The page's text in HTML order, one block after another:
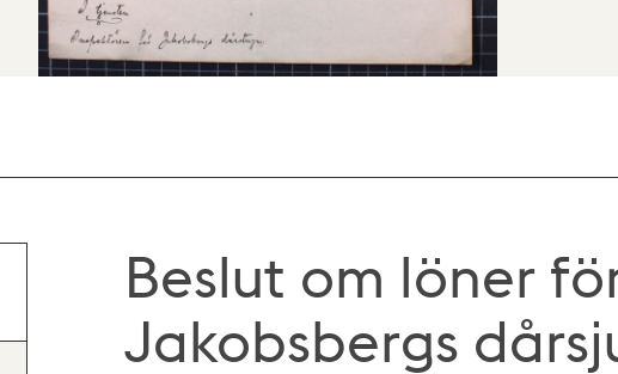
Beslut om löner
Jakobsbergs